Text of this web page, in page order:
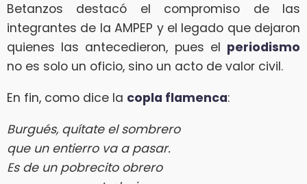
Betanzos destacó el compromiso de las
integrantes de la AMPEP y el legado que dejaron
quienes las antecedieron, pues el periodismo
no es solo un oficio, sino un acto de valor civil.
En fin, como dice la copla flamenca:
Burgués, quítate el sombrero
que un entierro va a pasar.
Es de un pobrecito obrero